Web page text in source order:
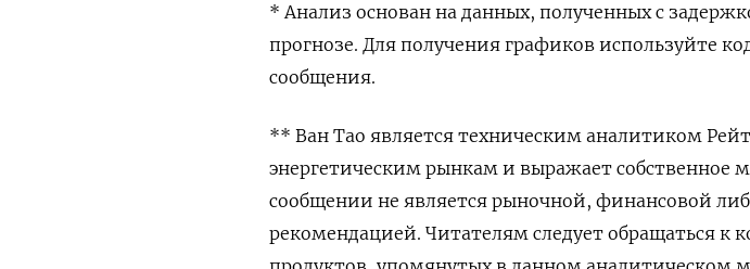
* Анализ основан на данных, полученных с
прогнозе. Для получения графиков используйте
сообщения.
** Ван Тао является техническим аналитиком
энергетическим рынкам и выражает
сообщении не является рыночной, финансовой
рекомендацией. Читателям следует обращаться к